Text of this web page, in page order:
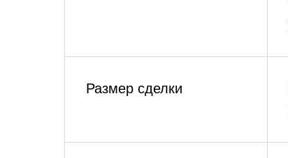
Размер сделки